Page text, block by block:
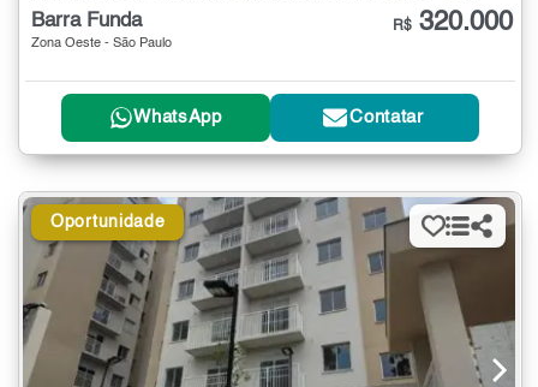
Barra Funda
Zona Oeste - São Paulo
R$ 320.000
WhatsApp Contatar
Oportunidade